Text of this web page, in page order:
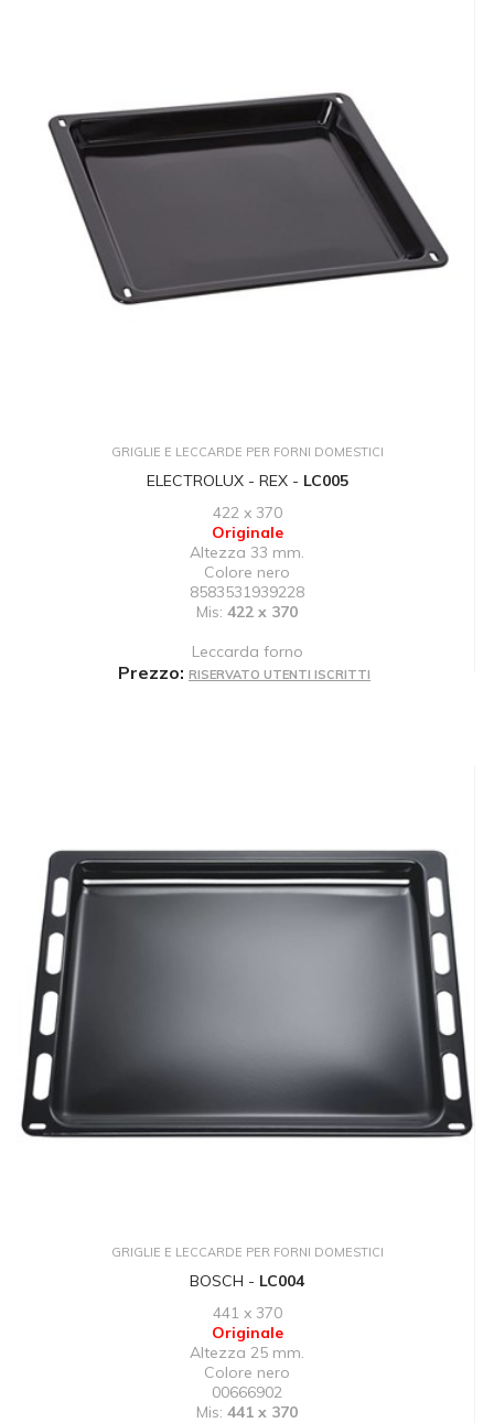
GRIGLIE E LECCARDE PER FORNI DOMESTICI
ELECTROLUX - REX - LC005
422 x 370
Originale
Altezza 33 mm.
Colore nero
8583531939228
Mis: 422 x 370
Leccarda forno
Prezzo: RISERVATO UTENTI ISCRITTI
GRIGLIE E LECCARDE PER FORNI DOMESTICI
BOSCH - LC004
441 x 370
Originale
Altezza 25 mm.
Colore nero
00666902
Mis: 441 x 370